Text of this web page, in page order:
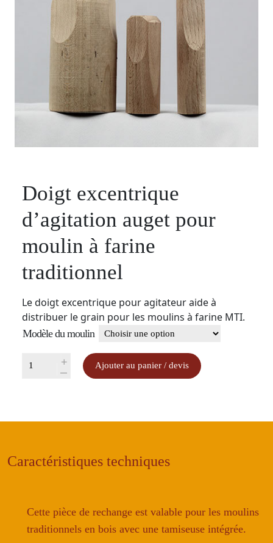
Doigt excentrique
d’agitation auget pour
moulin à farine
traditionnel
Le doigt excentrique pour agitateur aide à
distribuer le grain pour les moulins à farine MTI.
Modèle du moulin
quantité
d'agitation
moulin
traditionnel
+
-
Ajouter au panier / devis
Caractéristiques techniques
Cette pièce de rechange est valable pour les moulins
traditionnels en bois avec une tamiseuse intégrée.